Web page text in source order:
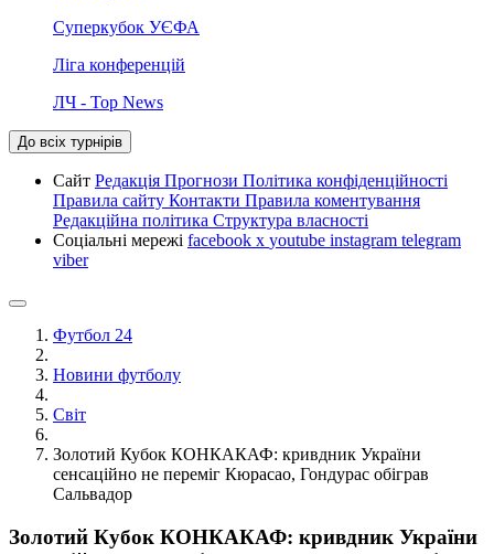
Суперкубок УЄФА
Ліга конференцій
ЛЧ - Top News
До всіх турнірів
Сайт Редакція Прогнози Політика конфіденційності
Правила сайту Контакти Правила коментування
Редакційна політика Структура власності
Соціальні мережі facebook x youtube instagram telegram
viber
Футбол 24
Новини футболу
Світ
Золотий Кубок КОНКАКАФ: кривдник України
сенсаційно не переміг Кюрасао, Гондурас обіграв
Сальвадор
Золотий Кубок КОНКАКАФ: кривдник України